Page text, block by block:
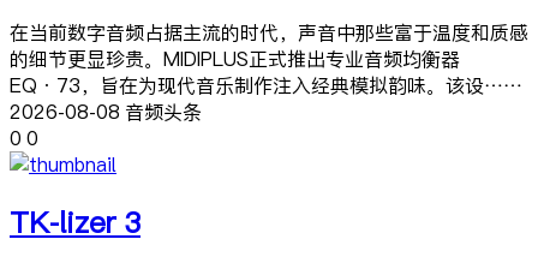
在当前数字音频占据主流的时代，声音中那些富于温度和质感
的细节更显珍贵。MIDIPLUS正式推出专业音频均衡器
EQ·73，旨在为现代音乐制作注入经典模拟韵味。该设……
2026-08-08 音频头条
0 0
TK-lizer 3